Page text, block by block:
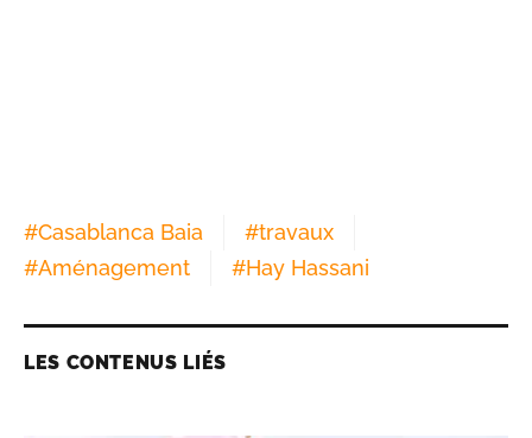
#Casablanca Baia #travaux
#Aménagement #Hay Hassani
LES CONTENUS LIÉS